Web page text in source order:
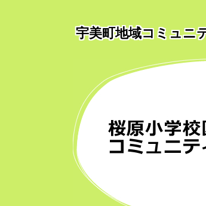
宇美町地域コミュニ